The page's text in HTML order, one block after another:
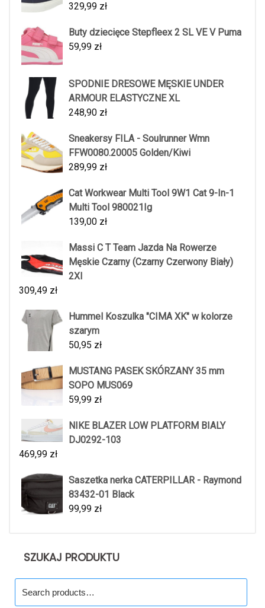
329,99 zł
Buty dziecięce Stepfleex 2 SL VE V Puma
59,99 zł
SPODNIE DRESOWE MĘSKIE UNDER
ARMOUR ELASTYCZNE XL
248,90 zł
Sneakersy FILA - Soulrunner Wmn
FFW0080.20005 Golden/Kiwi
289,99 zł
Cat Workwear Multi Tool 9W1 Cat 9-In-1
Multi Tool 980021Ig
139,00 zł
Massi C T Team Jazda Na Rowerze
Męskie Czarny (Czarny Czerwony Biały)
2Xl
309,49 zł
Hummel Koszulka "CIMA XK" w kolorze
szarym
50,95 zł
MUSTANG PASEK SKÓRZANY 35 mm
SOPO MUS069
59,99 zł
NIKE BLAZER LOW PLATFORM BIALY
DJ0292-103
469,99 zł
Saszetka nerka CATERPILLAR - Raymond
83432-01 Black
99,99 zł
SZUKAJ PRODUKTU
for: